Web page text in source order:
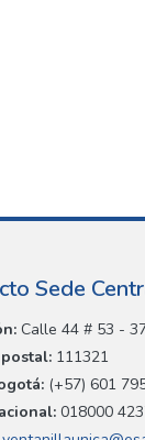
Sede
Calle 44 # 53 -
111321
(+57) 601
018000